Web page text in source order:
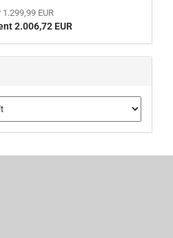
1.299,99 EUR
2.006,72 EUR